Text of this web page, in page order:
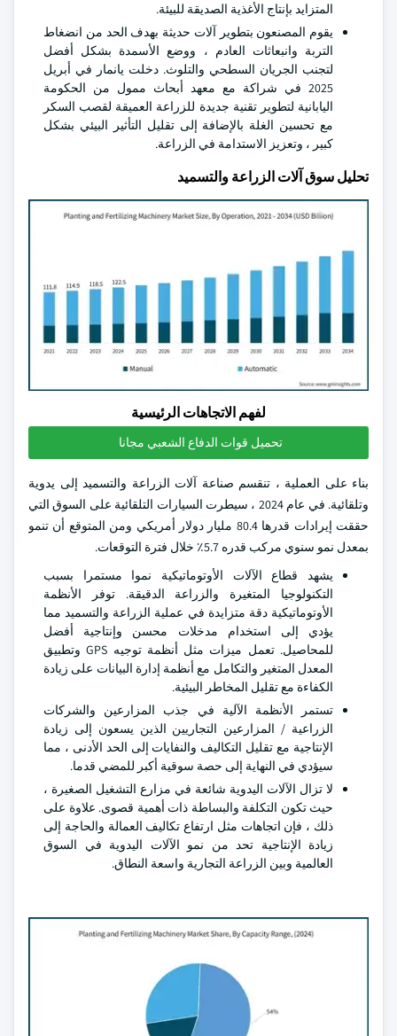
المتزايد بإنتاج الأغذية الصديقة للبيئة.
يقوم المصنعون بتطوير آلات حديثة بهدف الحد من انضغاط
التربة وانبعاثات العادم ، ووضع الأسمدة بشكل أفضل
لتجنب الجريان السطحي والتلوث. دخلت يانمار في أبريل
2025 في شراكة مع معهد أبحاث ممول من الحكومة
اليابانية لتطوير تقنية جديدة للزراعة العميقة لقصب السكر
مع تحسين الغلة بالإضافة إلى تقليل التأثير البيئي بشكل
كبير ، وتعزيز الاستدامة في الزراعة.
تحليل سوق آلات الزراعة والتسميد
لفهم الاتجاهات الرئيسية
تحميل قوات الدفاع الشعبي مجانا
بناء على العملية ، تنقسم صناعة آلات الزراعة والتسميد إلى يدوية
وتلقائية. في عام 2024 ، سيطرت السيارات التلقائية على السوق التي
حققت إيرادات قدرها 80.4 مليار دولار أمريكي ومن المتوقع أن تنمو
بمعدل نمو سنوي مركب قدره 5.7٪ خلال فترة التوقعات.
يشهد قطاع الآلات الأوتوماتيكية نموا مستمرا بسبب
التكنولوجيا المتغيرة والزراعة الدقيقة. توفر الأنظمة
الأوتوماتيكية دقة متزايدة في عملية الزراعة والتسميد مما
يؤدي إلى استخدام مدخلات محسن وإنتاجية أفضل
للمحاصيل. تعمل ميزات مثل أنظمة توجيه GPS وتطبيق
المعدل المتغير والتكامل مع أنظمة إدارة البيانات على زيادة
الكفاءة مع تقليل المخاطر البيئية.
تستمر الأنظمة الآلية في جذب المزارعين والشركات
الزراعية / المزارعين التجاريين الذين يسعون إلى زيادة
الإنتاجية مع تقليل التكاليف والنفايات إلى الحد الأدنى ، مما
سيؤدي في النهاية إلى حصة سوقية أكبر للمضي قدما.
لا تزال الآلات اليدوية شائعة في مزارع التشغيل الصغيرة ،
حيث تكون التكلفة والبساطة ذات أهمية قصوى. علاوة على
ذلك ، فإن اتجاهات مثل ارتفاع تكاليف العمالة والحاجة إلى
زيادة الإنتاجية تحد من نمو الآلات اليدوية في السوق
العالمية وبين الزراعة التجارية واسعة النطاق.